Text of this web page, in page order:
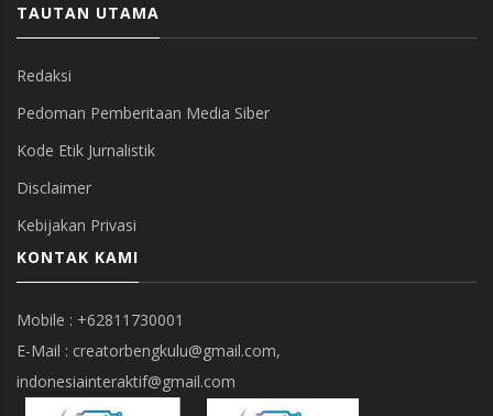
TAUTAN UTAMA
Redaksi
Pedoman Pemberitaan Media Siber
Kode Etik Jurnalistik
Disclaimer
Kebijakan Privasi
KONTAK KAMI
Mobile : +62811730001
E-Mail : creatorbengkulu@gmail.com,
indonesiainteraktif@gmail.com